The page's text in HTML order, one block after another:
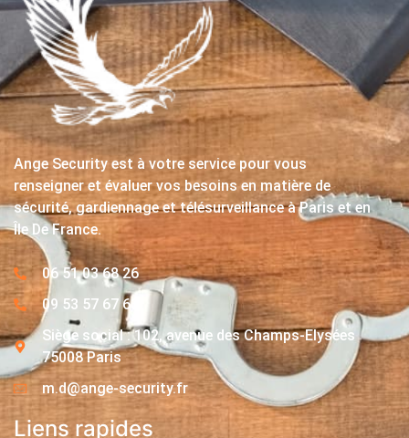
Ange Security est à votre service pour vous
renseigner et évaluer vos besoins en matière de
sécurité, gardiennage et télésurveillance à Paris et en
Île De France.
06 51 03 68 26
09 53 57 67 63
Siège social : 102, avenue des Champs-Elysées
75008 Paris
m.d@ange-security.fr
Liens rapides